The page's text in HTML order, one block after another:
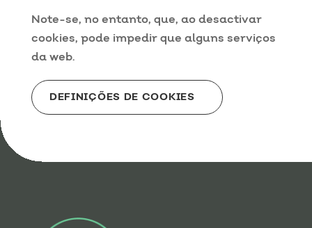
Note-se, no entanto, que, ao desactivar
cookies, pode impedir que alguns serviços
da web.
DEFINIÇÕES DE COOKIES